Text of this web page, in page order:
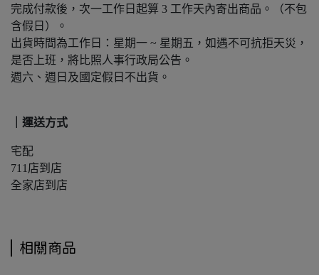
完成付款後，次一工作日起算 3 工作天內寄出商品。（不包
含假日）。
出貨時間為工作日：星期一 ~ 星期五，如遇不可抗拒天災，
是否上班，將比照人事行政局公告。
週六、週日及國定假日不出貨。
｜運送方式
宅配
711店到店
全家店到店
相關商品